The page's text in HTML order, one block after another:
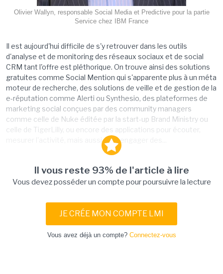
Olivier Wallyn, responsable Social Media et Predictive pour la partie
Service chez IBM France
Il est aujourd'hui difficile de s'y retrouver dans les outils
d'analyse et de monitoring des réseaux sociaux et de social
CRM tant l'offre est pléthorique. On trouve ainsi des solutions
gratuites comme Social Mention qui s'apparente plus à un méta
moteur de recherche, des solutions de veille et de gestion de la
e-réputation comme Alerti ou Synthesio, des plateformes de
marketing social conçues par des community managers
comme celle de Nuke éditée par la start-up Brand Ministry ou
celle de TigerLilly, ou encore des applications pour écouter,
mesurer l'activité, mais aussi pour engager des...
Il vous reste 93% de l'article à lire
Vous devez posséder un compte pour poursuivre la lecture
JE CRÉE MON COMPTE LMI
Vous avez déjà un compte? Connectez-vous